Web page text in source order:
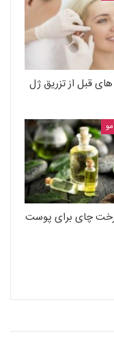
قبل از تزریق ژل
چای برای پوست